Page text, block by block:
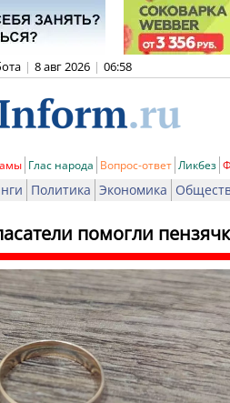
| 8 авг 2026 | 06:58
Глас народа Вопрос-ответ Ликбез
Политика Экономика
помогли